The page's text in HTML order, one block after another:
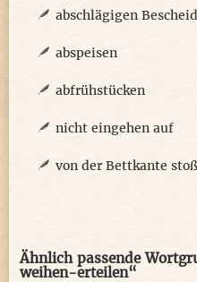
abschlägigen
abspeisen
abfrühstücken
nicht eingehen auf
von der Bettkante
Ähnlich passende
weihen-erteilen“